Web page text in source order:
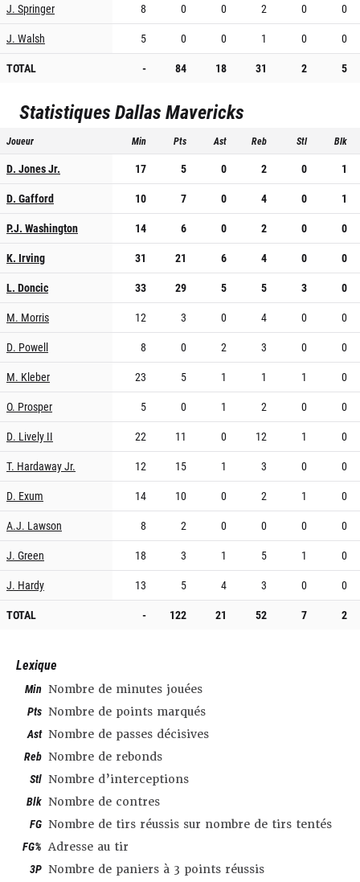
J. Springer
8 0 0 2 0
0
J. Walsh
5 0 0 1 0
0
TOTAL
- 84 18 31 2 5
StatistiquesDallas Mavericks
Joueur Min Pts Ast Reb Stl Blk
D. Jones Jr. 17 5 0 2 0
1
D. Gafford
10 7 0 4 0
1
P.J. Washington
14 6 0 2 0
0
K. Irving
31 21 6 4 0
0
L. Doncic
33 29 5 5 3
0
M. Morris
12 3 0 4 0
0
D. Powell
8 0 2 3 0
0
M. Kleber
23 5 1 1 1
0
O. Prosper
5 0 1 2 0
0
D. Lively II
22 11 0 12 1
0
T. Hardaway Jr.
12 15 1 3 0
0
D. Exum
14 10 0 2 1
0
A.J. Lawson
8 2 0 0 0
0
J. Green
18 3 1 5 1
0
J. Hardy
13 5 4 3 0
0
TOTAL
- 122 21 52 7 2
Lexique
Min Nombre de minutes jouées
Pts Nombre de points marqués
Ast Nombre de passes décisives
Reb Nombre de rebonds
Stl Nombre d’interceptions
Blk Nombre de contres
FG Nombre de tirs réussis sur nombre de tirs tentés
FG% Adresse au tir
3P Nombre de paniers à 3 points réussis